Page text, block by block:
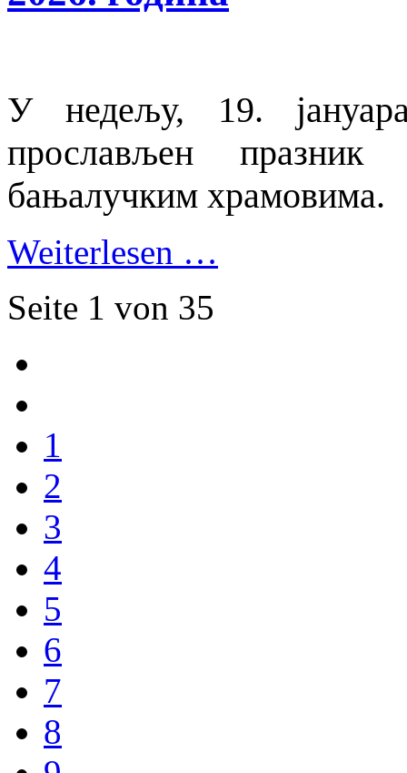
У недељу, 19.
прослављен
бањалучким храмовима.
Weiterlesen …
Seite 1 von 35
1
2
3
4
5
6
7
8